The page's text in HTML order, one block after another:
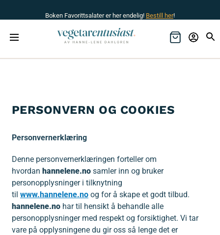
Boken Favorittsalater er her endelig! Bestill her!
PERSONVERN OG COOKIES
Personvernerklæring
Denne personvernerklæringen forteller om
hvordan hannelene.no samler inn og bruker
personopplysninger i tilknytning
til www.hannelene.no og for å skape et godt tilbud.
hannelene.no har til hensikt å behandle alle
personopplysninger med respekt og forsiktighet. Vi tar
vare på opplysningene du gir oss så lenge det er